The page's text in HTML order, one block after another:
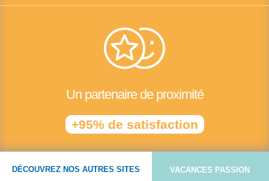
Un partenaire de proximité
+95% de satisfaction
DÉCOUVREZ NOS AUTRES SITES VACANCES PASSION